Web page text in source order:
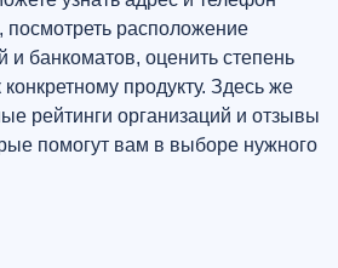
посмотреть расположение
и банкоматов, оценить степень
продукту. Здесь же
рейтинги организаций и отзывы
помогут вам в выборе нужного